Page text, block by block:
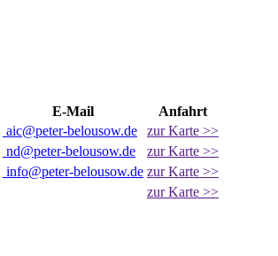
E-Mail
Anfahrt
aic@peter-belousow.de
zur Karte >>
nd@peter-belousow.de
zur Karte >>
info@peter-belousow.de zur Karte >>
zur Karte >>